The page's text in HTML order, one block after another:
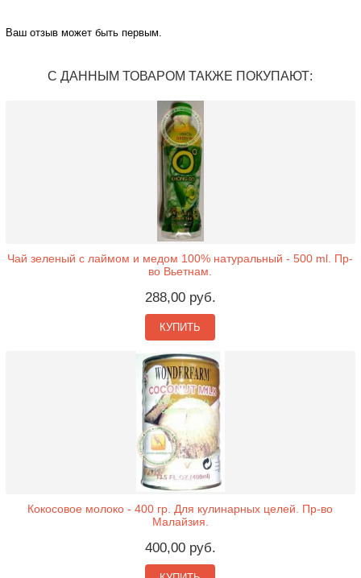
Ваш отзыв может быть первым.
С ДАННЫМ ТОВАРОМ ТАКЖЕ ПОКУПАЮТ:
Чай зеленый с лаймом и медом 100% натуральный - 500 ml. Пр-
во Вьетнам.
288,00 руб.
КУПИТЬ
Кокосовое молоко - 400 гр. Для кулинарных целей. Пр-во
Малайзия.
400,00 руб.